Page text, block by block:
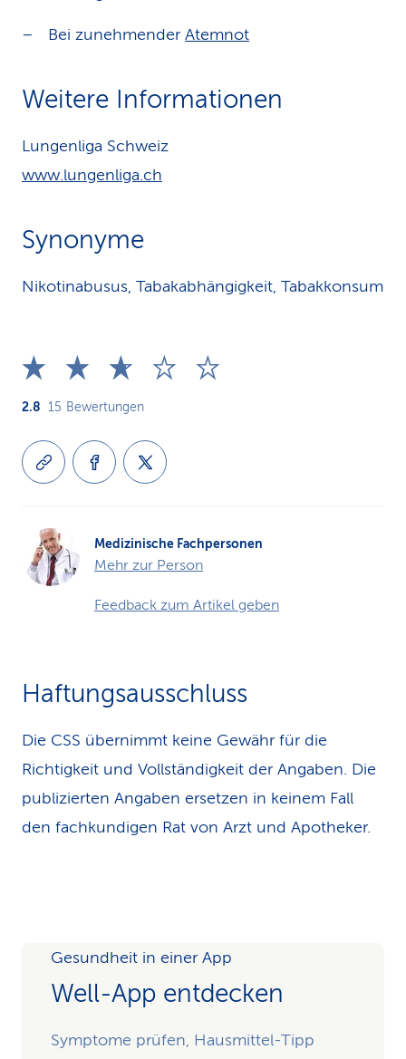
Bei zunehmender Atemnot
Weitere Informationen
Lungenliga Schweiz
www.lungenliga.ch
Synonyme
Nikotinabusus, Tabakabhängigkeit, Tabakkonsum
2.8 15 Bewertungen
Medizinische Fachpersonen
Mehr zur Person
Feedback zum Artikel geben
Haftungsausschluss
Die CSS übernimmt keine Gewähr für die
Richtigkeit und Vollständigkeit der Angaben. Die
publizierten Angaben ersetzen in keinem Fall
den fachkundigen Rat von Arzt und Apotheker.
Gesundheit in einer App
Well-App entdecken
Symptome prüfen, Hausmittel-Tipp